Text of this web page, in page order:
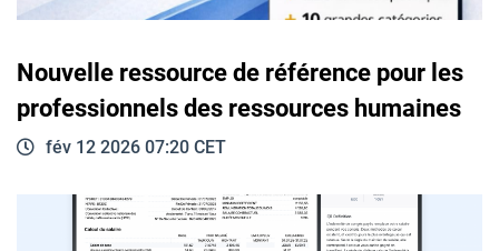
Nouvelle ressource de référence pour les
professionnels des ressources humaines
fév 12 2026 07:20 CET